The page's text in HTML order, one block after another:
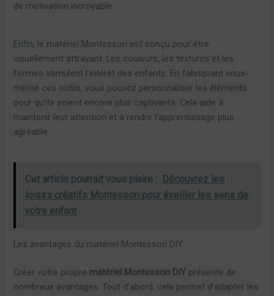
de motivation incroyable.
Enfin, le matériel Montessori est conçu pour être
visuellement attrayant. Les couleurs, les textures et les
formes stimulent l’intérêt des enfants. En fabriquant vous-
même ces outils, vous pouvez personnaliser les éléments
pour qu’ils soient encore plus captivants. Cela aide à
maintenir leur attention et à rendre l’apprentissage plus
agréable.
Cet article pourrait vous plaire :
Découvrez les
loisirs créatifs Montessori pour éveiller les sens de
votre enfant
Les avantages du matériel Montessori DIY
Créer votre propre matériel Montessori DIY présente de
nombreux avantages. Tout d’abord, cela permet d’adapter les